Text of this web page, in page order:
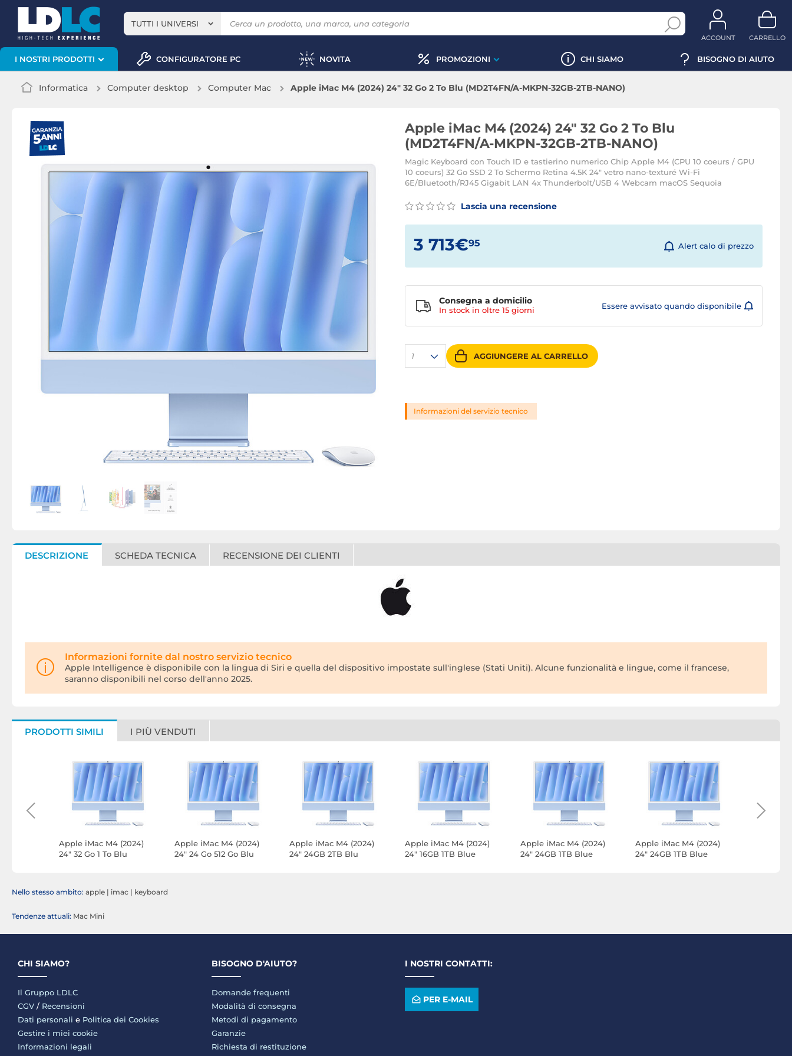
TUTTI I UNIVERSI
ACCOUNT CARRELLO
I NOSTRI PRODOTTI CONFIGURATORE PC NOVITA PROMOZIONI CHI SIAMO BISOGNO DI AIUTO
Informatica Computer desktop Computer Mac Apple iMac M4 (2024) 24" 32 Go 2 To Blu (MD2T4FN/A-MKPN-32GB-2TB-NANO)
Apple iMac M4 (2024) 24" 32 Go 2 To Blu
(MD2T4FN/A-MKPN-32GB-2TB-NANO)
Magic Keyboard con Touch ID e tastierino numerico Chip Apple M4 (CPU 10 coeurs / GPU
10 coeurs) 32 Go SSD 2 To Schermo Retina 4.5K 24" vetro nano-texturé Wi-Fi
6E/Bluetooth/RJ45 Gigabit LAN 4x Thunderbolt/USB 4 Webcam macOS Sequoia
Lascia una recensione
3 713€95 Alert calo di prezzo
1 AGGIUNGERE AL CARRELLO
Consegna a domicilio
In stock in oltre 15 giorni Essere avvisato quando disponibile
Informazioni del servizio tecnico
DESCRIZIONE SCHEDA TECNICA RECENSIONE DEI CLIENTI
Informazioni fornite dal nostro servizio tecnico
Apple Intelligence è disponibile con la lingua di Siri e quella del dispositivo impostate sull'inglese (Stati Uniti). Alcune funzionalità e lingue, come il francese,
saranno disponibili nel corso dell'anno 2025.
PRODOTTI SIMILI I PIÙ VENDUTI
Apple iMac M4 (2024)
24" 32 Go 1 To Blu
Apple iMac M4 (2024)
24" 24 Go 512 Go Blu
Apple iMac M4 (2024)
24" 24GB 2TB Blu
Apple iMac M4 (2024)
24" 16GB 1TB Blue
Apple iMac M4 (2024)
24" 24GB 1TB Blue
Apple iMac M4 (2024)
24" 24GB 1TB Blue
Nello stesso ambito: apple | imac | keyboard
Tendenze attuali: Mac Mini
CHI SIAMO?
Il Gruppo LDLC
CGV / Recensioni
Dati personali e Politica dei Cookies
Gestire i miei cookie
Informazioni legali
BISOGNO D'AIUTO?
Domande frequenti
Modalità di consegna
Metodi di pagamento
Garanzie
Richiesta di restituzione
I NOSTRI CONTATTI:
PER E-MAIL